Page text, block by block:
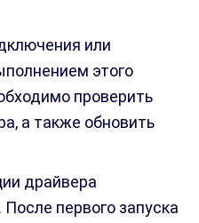
или
этого
проверить
а также обновить
драйвера
первого запуска